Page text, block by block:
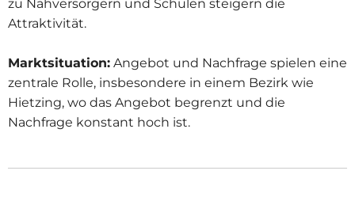
zu Nahversorgern und Schulen steigern die
Attraktivität.
Marktsituation: Angebot und Nachfrage spielen eine
zentrale Rolle, insbesondere in einem Bezirk wie
Hietzing, wo das Angebot begrenzt und die
Nachfrage konstant hoch ist.